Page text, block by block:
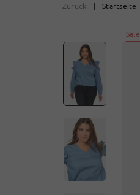
Zurück | Startseite
Sale